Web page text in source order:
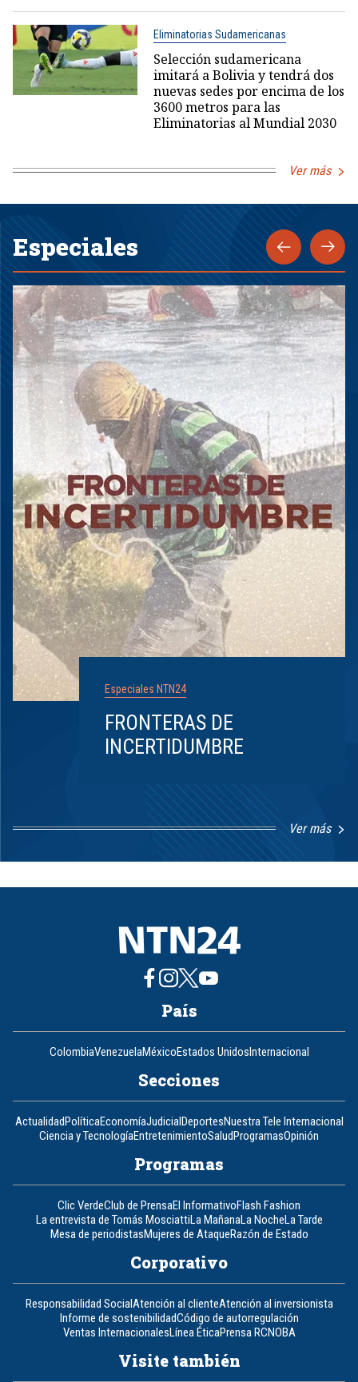
Eliminatorias Sudamericanas
Selección sudamericana
imitará a Bolivia y tendrá dos
nuevas sedes por encima de los
3600 metros para las
Eliminatorias al Mundial 2030
Ver más
Especiales
Especiales NTN24
FRONTERAS DE
INCERTIDUMBRE
Ver más
8
País
ColombiaVenezuelaMéxicoEstados UnidosInternacional
Secciones
ActualidadPolíticaEconomíaJudicialDeportesNuestra Tele Internacional
Ciencia y TecnologíaEntretenimientoSaludProgramasOpinión
Programas
Clic VerdeClub de PrensaEl InformativoFlash Fashion
La entrevista de Tomás MosciattiLa MañanaLa NocheLa Tarde
Mesa de periodistasMujeres de AtaqueRazón de Estado
Corporativo
Responsabilidad SocialAtención al clienteAtención al inversionista
Informe de sostenibilidadCódigo de autorregulación
Ventas InternacionalesLínea ÉticaPrensa RCNOBA
Visite también